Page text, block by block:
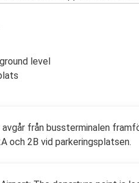
level
avgår från bussterminalen
och 2B vid parkeringsplatsen.